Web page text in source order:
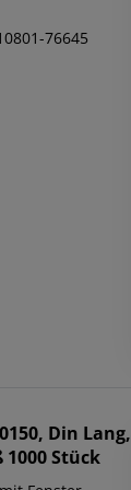
76645
Din Lang,
Stück